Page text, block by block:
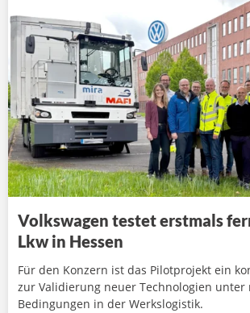
Volkswagen testet erstmals
Lkw in Hessen
Für den Konzern ist das Pilotprojekt ein
zur Validierung neuer Technologien unter
Bedingungen in der Werkslogistik.